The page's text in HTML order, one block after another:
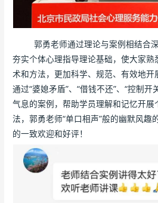
郭勇老师通过理论与案例相结合深
夯实个体心理指导理论基础，使大家
术和方法，更加科学、规范、有效地
通过“婆媳矛盾”、“借钱不还”、“控制
气息的案例，帮助学员理解和记忆开
法，郭勇老师“单口相声”般的幽默风趣
的一致欢迎和好评！